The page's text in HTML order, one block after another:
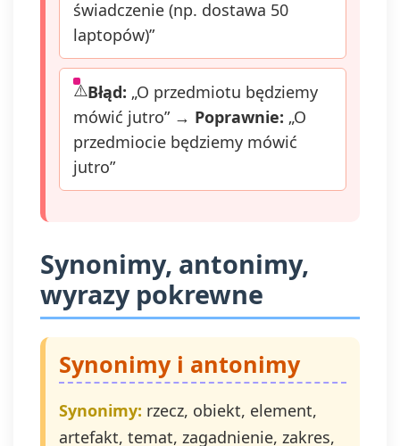
świadczenie (np. dostawa 50
laptopów)”
Błąd: „O przedmiotu będziemy
mówić jutro” → Poprawnie: „O
przedmiocie będziemy mówić
jutro”
Synonimy, antonimy,
wyrazy pokrewne
Synonimy i antonimy
Synonimy: rzecz, obiekt, element,
artefakt, temat, zagadnienie, zakres,